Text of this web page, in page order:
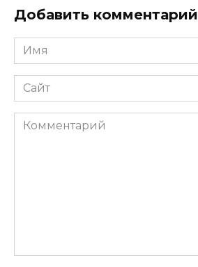
Добавить комментарий
Имя
*
Сайт
Комментарий